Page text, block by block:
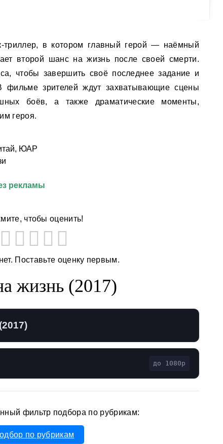
второй шанс на жизнь после своей смерти.
чтобы завершить своё последнее задание и
фильме зрителей ждут захватывающие сцены
боёв, а также драматические моменты,
героя.
ЮАР
рекламы
чтобы оценить!
Поставьте оценку первым.
жизнь (2017)
до 1080p
фильтр подбора по рубрикам:
по рубрикам